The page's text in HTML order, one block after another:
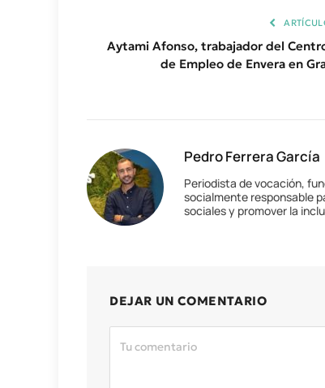
Aytami Afonso, trabajador del
de Empleo de Envera en
Pedro Ferrera García
Periodista de vocación,
socialmente responsable
sociales y promover la
DEJAR UN COMENTARIO